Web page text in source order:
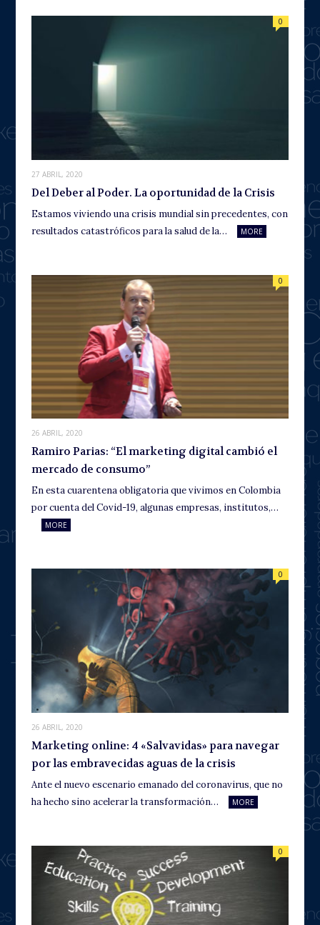
27 ABRIL, 2020
0
Del Deber al Poder. La oportunidad de la Crisis
Estamos viviendo una crisis mundial sin precedentes, con
resultados catastróficos para la salud de la…
MORE
26 ABRIL, 2020
0
Ramiro Parias: “El marketing digital cambió el
mercado de consumo”
En esta cuarentena obligatoria que vivimos en Colombia
por cuenta del Covid-19, algunas empresas, institutos,…
MORE
26 ABRIL, 2020
0
Marketing online: 4 «Salvavidas» para navegar
por las embravecidas aguas de la crisis
Ante el nuevo escenario emanado del coronavirus, que no
ha hecho sino acelerar la transformación…
MORE
0